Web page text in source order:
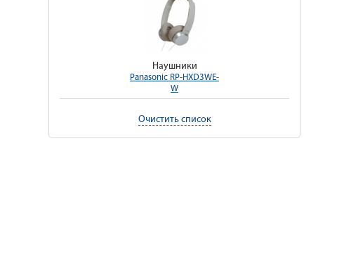
Наушники
Panasonic RP-HXD3WE-
W
Очистить список